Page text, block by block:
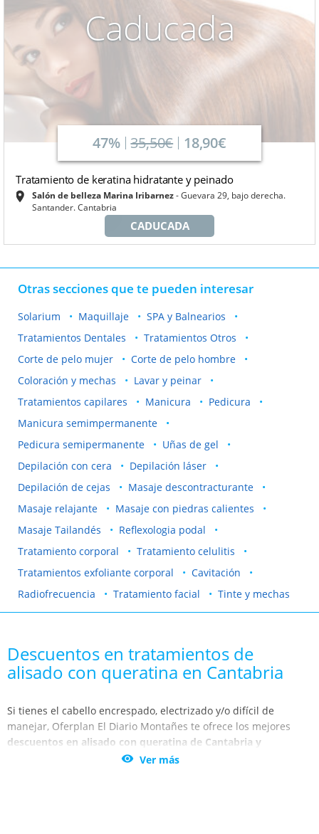
Caducada
47% 35,50€ 18,90€
Tratamiento de keratina hidratante y peinado
Salón de belleza Marina Iribarnez Guevara 29, bajo derecha.
Santander. Cantabria
CADUCADA
Otras secciones que te pueden interesar
Solarium Maquillaje
SPA y Balnearios
Tratamientos Dentales
Tratamientos Otros
Corte de pelo mujer
Corte de pelo hombre
Coloración y mechas
Lavar y peinar
Tratamientos capilares
Manicura
Pedicura
Manicura semimpermanente
Pedicura semipermanente
Uñas de gel
Depilación con cera
Depilación láser
Depilación de cejas
Masaje descontracturante
Masaje relajante
Masaje con piedras calientes
Masaje Tailandés
Reflexologia podal
Tratamiento corporal
Tratamiento celulitis
Tratamientos exfoliante corporal
Cavitación
Radiofrecuencia
Tratamiento facial Tinte y mechas
Descuentos en tratamientos de
alisado con queratina en Cantabria
Si tienes el cabello encrespado, electrizado y/o difícil de
manejar, Oferplan El Diario Montañes te ofrece los mejores
descuentos en alisado con queratina de Cantabria y
. Domina tu pelo y obtén la mejor apariencia gracias
 Ver más